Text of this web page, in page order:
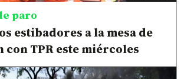
paro
estibadores a la mesa de
con TPR este miércoles